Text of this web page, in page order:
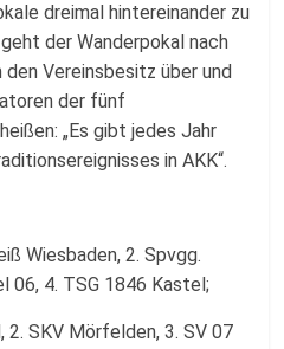
dreimal hintereinander zu
der Wanderpokal nach
den Vereinsbesitz über und
der fünf
„Es gibt jedes Jahr
in AKK“.
Wiesbaden, 2. Spvgg.
06, 4. TSG 1846 Kastel;
SKV Mörfelden, 3. SV 07